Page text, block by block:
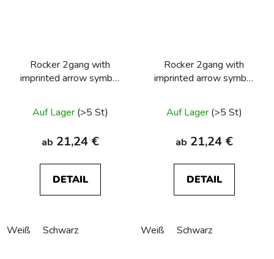
Rocker 2gang with
imprinted arrow symbol
Auf Lager (>5 St)
ab 21,24 €
DETAIL
Weiß Schwarz
Rocker 2gang with
imprinted arrow symbol
Auf Lager (>5 St)
ab 21,24 €
DETAIL
Weiß Schwarz